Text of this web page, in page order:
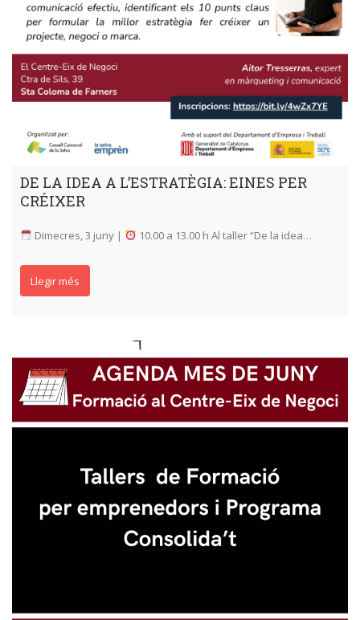
DE LA IDEA A L’ESTRATÈGIA: EINES PER
CRÉIXER
Dimecres, 3 juny | 10.00 a 13.00 h Al taller “De la idea…
Llegir més